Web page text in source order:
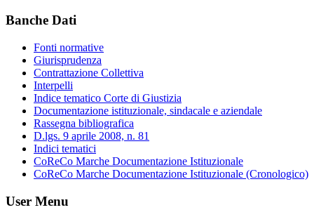
Banche Dati
Fonti normative
Giurisprudenza
Contrattazione Collettiva
Interpelli
Indice tematico Corte di Giustizia
Documentazione istituzionale, sindacale e aziendale
Rassegna bibliografica
D.lgs. 9 aprile 2008, n. 81
Indici tematici
CoReCo Marche Documentazione Istituzionale
CoReCo Marche Documentazione Istituzionale (Cronologico)
User Menu